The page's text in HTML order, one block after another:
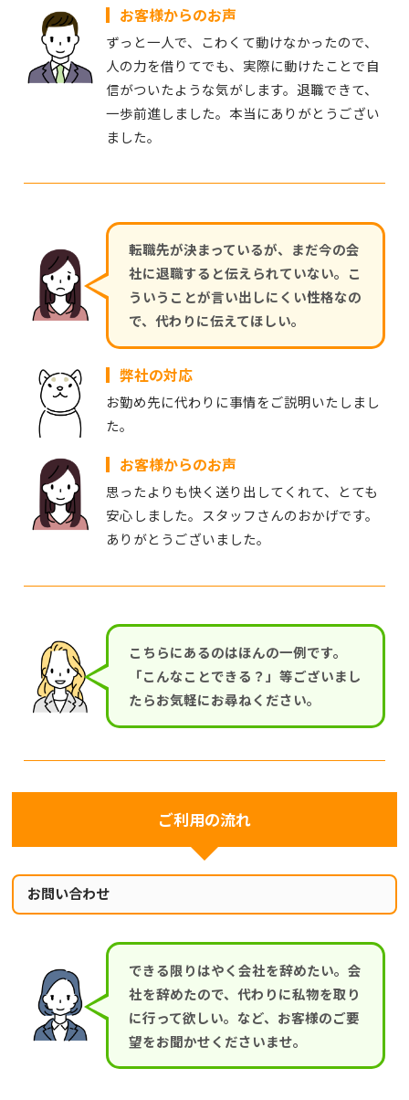
お客様からのお声
ずっと一人で、こわくて動けなかったので、
人の力を借りてでも、実際に動けたことで自
信がついたような気がします。退職できて、
一歩前進しました。本当にありがとうござい
ました。
転職先が決まっているが、まだ今の会
社に退職すると伝えられていない。こ
ういうことが言い出しにくい性格なの
で、代わりに伝えてほしい。
弊社の対応
お勤め先に代わりに事情をご説明いたしまし
た。
お客様からのお声
思ったよりも快く送り出してくれて、とても
安心しました。スタッフさんのおかげです。
ありがとうございました。
こちらにあるのはほんの一例です。
「こんなことできる？」等ございまし
たらお気軽にお尋ねください。
ご利用の流れ
お問い合わせ
できる限りはやく会社を辞めたい。会
社を辞めたので、代わりに私物を取り
に行って欲しい。など、お客様のご要
望をお聞かせくださいませ。